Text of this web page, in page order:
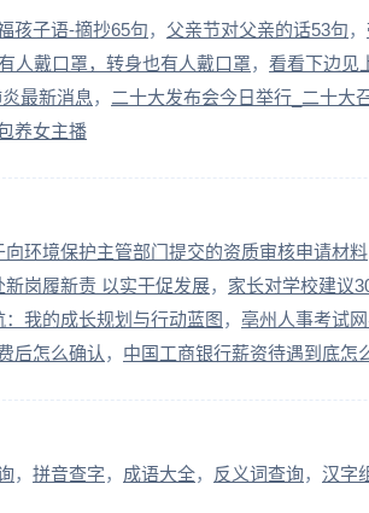
孩子语-摘抄65句 父亲节对父亲的话53句
人戴口罩，转身也有人戴口罩
看看下边见
最新消息
二十大发布会今日举行_二十大
养女主播
环境保护主管部门提交的资质审核申请材料
岗履新责 以实干促发展
家长对学校建议
我的成长规划与行动蓝图
亳州人事考试
后怎么确认
中国工商银行薪资待遇到底怎
拼音查字 成语大全 反义词查询 汉字